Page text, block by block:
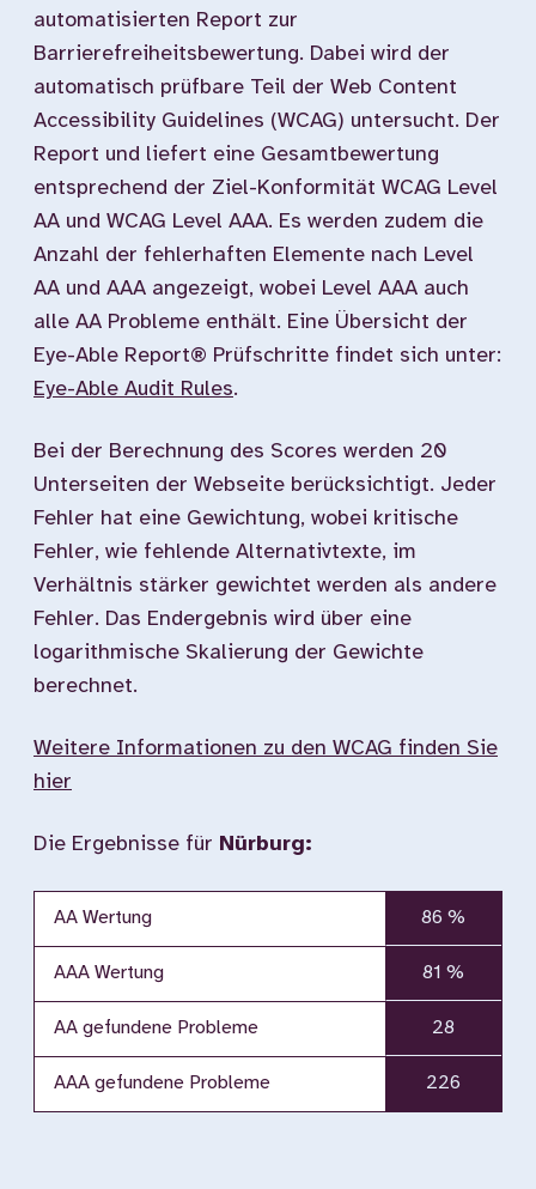
automatisierten Report zur
Barrierefreiheitsbewertung. Dabei wird der
automatisch prüfbare Teil der Web Content
Accessibility Guidelines (WCAG) untersucht. Der
Report und liefert eine Gesamtbewertung
entsprechend der Ziel-Konformität WCAG Level
AA und WCAG Level AAA. Es werden zudem die
Anzahl der fehlerhaften Elemente nach Level
AA und AAA angezeigt, wobei Level AAA auch
alle AA Probleme enthält. Eine Übersicht der
Eye-Able Report® Prüfschritte findet sich unter:
Eye-Able Audit Rules.
Bei der Berechnung des Scores werden 20
Unterseiten der Webseite berücksichtigt. Jeder
Fehler hat eine Gewichtung, wobei kritische
Fehler, wie fehlende Alternativtexte, im
Verhältnis stärker gewichtet werden als andere
Fehler. Das Endergebnis wird über eine
logarithmische Skalierung der Gewichte
berechnet.
Weitere Informationen zu den WCAG finden Sie
hier
Die Ergebnisse für Nürburg:
AA Wertung 86 %
AAA Wertung 81 %
AA gefundene Probleme 28
AAA gefundene Probleme 226